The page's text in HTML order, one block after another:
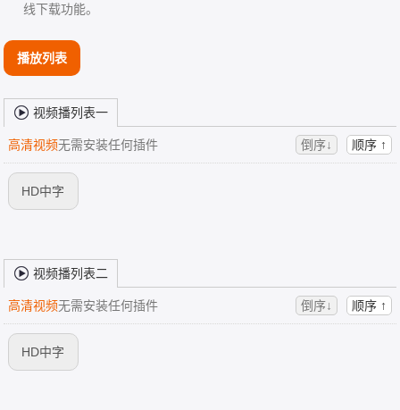
线下载功能。
播放列表
视频播列表一
高清视频无需安装任何插件 倒序↓ 顺序 ↑
HD中字
视频播列表二
高清视频无需安装任何插件 倒序↓ 顺序 ↑
HD中字